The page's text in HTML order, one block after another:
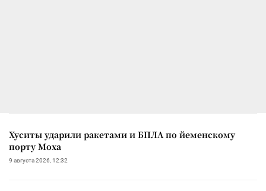
Хуситы ударили ракетами и БПЛА по йеменскому
порту Моха
9 августа 2026, 12:32